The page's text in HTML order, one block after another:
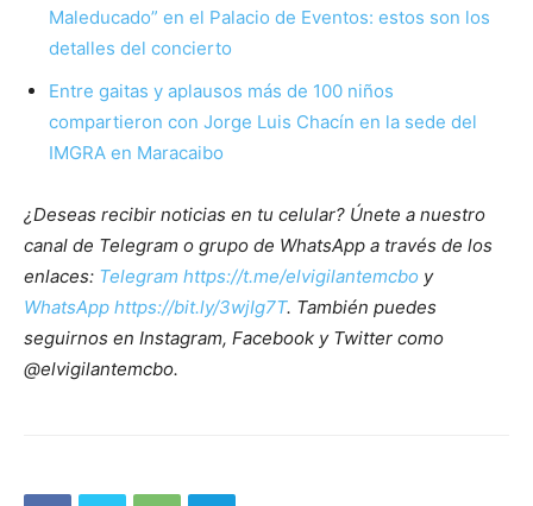
Maleducado” en el Palacio de Eventos: estos son los
detalles del concierto
Entre gaitas y aplausos más de 100 niños
compartieron con Jorge Luis Chacín en la sede del
IMGRA en Maracaibo
¿Deseas recibir noticias en tu celular? Únete a nuestro
canal de Telegram o grupo de WhatsApp a través de los
enlaces: Telegram https://t.me/elvigilantemcbo y
WhatsApp https://bit.ly/3wjIg7T. También puedes
seguirnos en Instagram, Facebook y Twitter como
@elvigilantemcbo.